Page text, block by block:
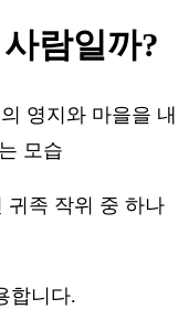
람일까?
귀족 작위 중 하나
합니다.